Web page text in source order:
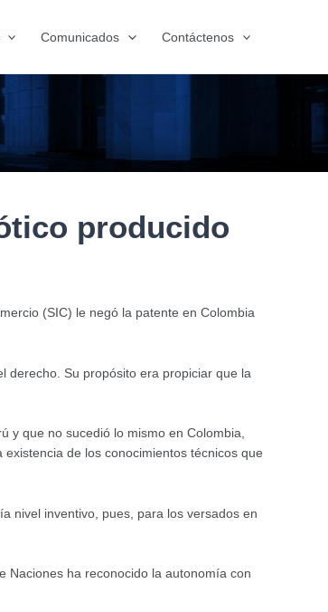
Comunicados Contáctenos
producido
(SIC) le negó la patente en Colombia
derecho. Su propósito era propiciar que la
y que no sucedió lo mismo en Colombia,
de los conocimientos técnicos que
nivel inventivo, pues, para los versados en
Naciones ha reconocido la autonomía con